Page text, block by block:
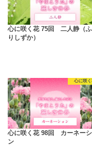
心に咲く花 75回 二人静（
りしずか）
心に咲
心に咲く花 98回 カーネーシ
ン